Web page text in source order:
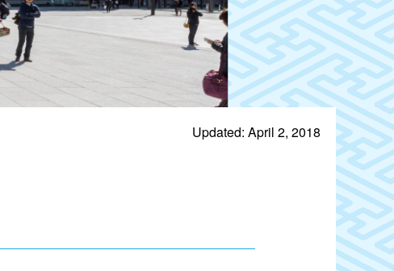
Updated: April 2, 2018